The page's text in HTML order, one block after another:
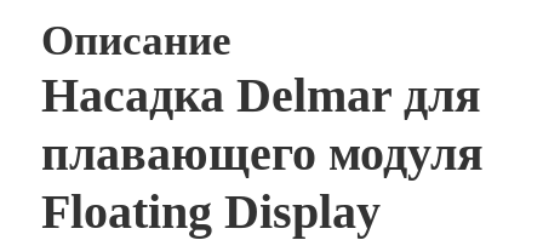
Описание
Насадка Delmar для
плавающего модуля
Floating Display